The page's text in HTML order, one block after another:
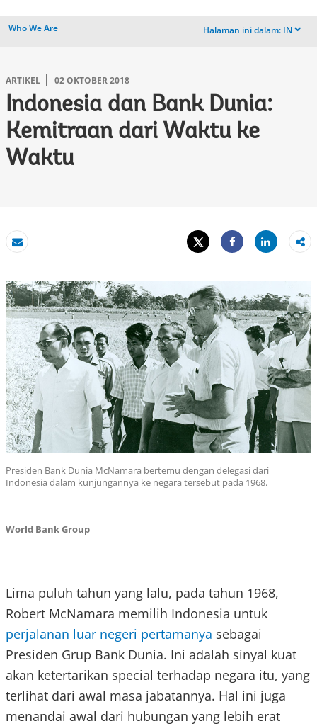
Who We Are Halaman ini dalam: IN dropdown
ARTIKEL 02 OKTOBER 2018
Indonesia dan Bank Dunia:
Kemitraan dari Waktu ke
Waktu
Email
Tweet
Share
Share
Presiden Bank Dunia McNamara bertemu dengan delegasi dari
Indonesia dalam kunjungannya ke negara tersebut pada 1968.
World Bank Group
Lima puluh tahun yang lalu, pada tahun 1968,
Robert McNamara memilih Indonesia untuk
perjalanan luar negeri pertamanya sebagai
Presiden Grup Bank Dunia. Ini adalah sinyal kuat
akan ketertarikan special terhadap negara itu, yang
terlihat dari awal masa jabatannya. Hal ini juga
menandai awal dari hubungan yang lebih erat